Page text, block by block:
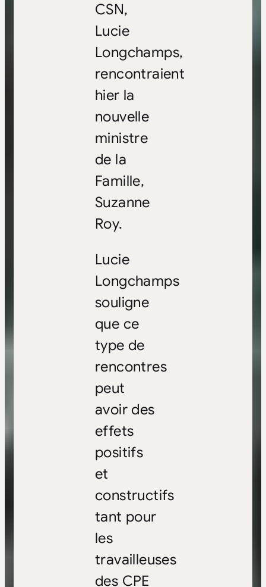
CSN,
Lucie
Longchamps,
rencontraient
hier la
nouvelle
ministre
de la
Famille,
Suzanne
Roy.
Lucie
Longchamps
souligne
que ce
type de
rencontres
peut
avoir des
effets
positifs
et
constructifs
tant pour
les
travailleuses
des CPE